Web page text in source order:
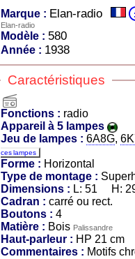
Marque : Elan-radio
Elan-radio
Modèle : 580
Année : 1938
Caractéristiques
Fonctions : radio
Appareil à 5 lampes
Jeu de lampes : 6A8G,
ces lampes
Forme : Horizontal
Type de montage :
Dimensions : L: 51 H:
Cadran : carré ou rect.
Boutons : 4
Matière : Bois Palissandre
Haut-parleur : HP 21 cm
Commentaires : Motifs